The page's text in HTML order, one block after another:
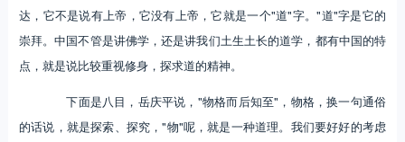
达，它不是说有上帝，它没有上帝，它就是一个"道"字。"道"字是它的
崇拜。中国不管是讲佛学，还是讲我们土生土长的道学，都有中国的特
点，就是说比较重视修身，探求道的精神。
下面是八目，岳庆平说，"物格而后知至"，物格，换一句通俗
的话说，就是探索、探究，"物"呢，就是一种道理。我们要好好的考虑